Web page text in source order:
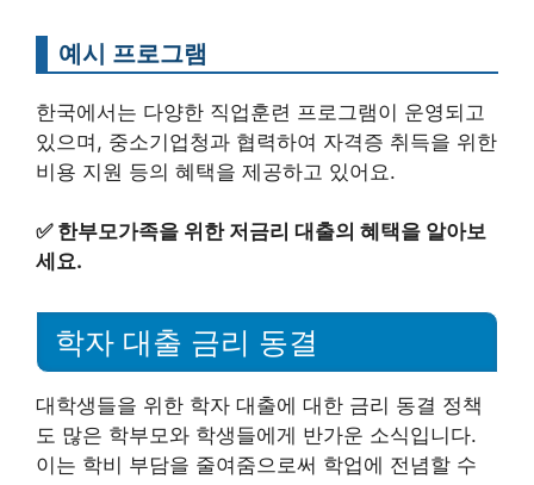
예시 프로그램
한국에서는 다양한 직업훈련 프로그램이 운영되고
있으며, 중소기업청과 협력하여 자격증 취득을 위한
비용 지원 등의 혜택을 제공하고 있어요.
✅ 한부모가족을 위한 저금리 대출의 혜택을 알아보
세요.
학자 대출 금리 동결
대학생들을 위한 학자 대출에 대한 금리 동결 정책
도 많은 학부모와 학생들에게 반가운 소식입니다.
이는 학비 부담을 줄여줌으로써 학업에 전념할 수